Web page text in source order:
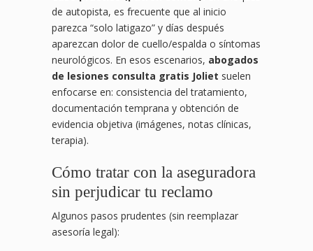
de autopista, es frecuente que al inicio
parezca “solo latigazo” y días después
aparezcan dolor de cuello/espalda o síntomas
neurológicos. En esos escenarios, abogados
de lesiones consulta gratis Joliet suelen
enfocarse en: consistencia del tratamiento,
documentación temprana y obtención de
evidencia objetiva (imágenes, notas clínicas,
terapia).
Cómo tratar con la aseguradora
sin perjudicar tu reclamo
Algunos pasos prudentes (sin reemplazar
asesoría legal):